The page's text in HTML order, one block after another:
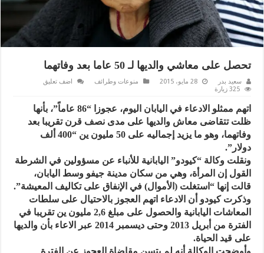
تحصل على معاشي والديها لـ 50 عاما بعد وفاتهما
سعيد بدر 28 مايو، 2015 منوعات وطرائف
اضف تعليق
325 زيارة
اتهم ممثلو الادعاء في اليابان اليوم، عجوزا “86 عاماً”، بأنها
ظلت تتقاضى معاش والديها على مدى نصف قرن تقريبا بعد
وفاتهما، وهو ما يزيد إجماليه على 50 مليون ين “400 ألف
دولار”.
ونقلت وكالة “كيودو” اليابانية للأنباء عن مسؤولين في الشرطة
القول إن المرأة، وهي من سكان مدينة جيفو وسط اليابان،
قالت إنها “استغلت (الأموال) في الإنفاق على تكاليف المعيشة”.
وذكرت كيودو أن الادعاء اتهم العجوز بالاحتيال على سلطات
المعاشات اليابانية والحصول على مبلغ 2,6 مليون ين تقريبا في
الفترة من أبريل 2013 وحتى ديسمبر 2014 عبر الاعاء بأن والديها
على قيد الحياة.
وأوضحت الوكالة أنه لم يتسن مقاضاة العجوز عن الفترة